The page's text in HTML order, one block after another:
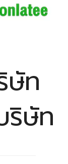
ษัท
ริษัท